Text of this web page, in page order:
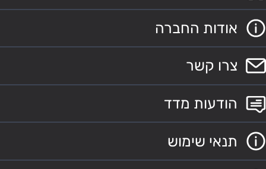
אודות החברה
צרו קשר
הודעות מדד
תנאי שימוש